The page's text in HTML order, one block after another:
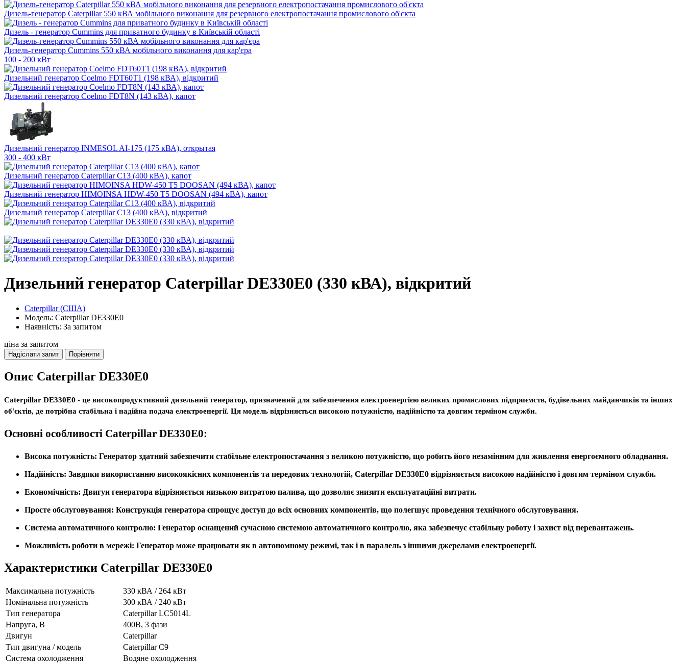
Дизель-генератор Caterpillar 550 кВА мобільного виконання для резервного електропостачання промислового об'єкта
Дизель - генератор Cummins для приватного будинку в Київській області
Дизель-генератор Cummins 550 кВА мобільного виконання для кар'єра
100 - 200 кВт
Дизельний генератор Coelmo FDT60T1 (198 кВА), відкритий
Дизельний генератор Coelmo FDT8N (143 кВА), капот
Дизельний генератор INMESOL AI-175 (175 кВА), открытая
300 - 400 кВт
Дизельний генератор Caterpillar C13 (400 кВА), капот
Дизельний генератор HIMOINSA HDW-450 T5 DOOSAN (494 кВА), капот
Дизельний генератор Caterpillar C13 (400 кВА), відкритий
Дизельний генератор Caterpillar DE330E0 (330 кВА), відкритий
Caterpillar (США)
Модель: Caterpillar DE330E0
Наявність: За запитом
ціна за запитом
Надіслати запит Порівняти
Опис Caterpillar DE330E0
Caterpillar DE330E0 - це високопродуктивний дизельний генератор, призначений для забезпечення електроенергією великих промислових підприємств, будівельних майданчиків та інших
об'єктів, де потрібна стабільна і надійна подача електроенергії. Ця модель відрізняється високою потужністю, надійністю та довгим терміном служби.
Основні особливості Caterpillar DE330E0:
Висока потужність: Генератор здатний забезпечити стабільне електропостачання з великою потужністю, що робить його незамінним для живлення енергоємного обладнання.
Надійність: Завдяки використанню високоякісних компонентів та передових технологій, Caterpillar DE330E0 відрізняється високою надійністю і довгим терміном служби.
Економічність: Двигун генератора відрізняється низькою витратою палива, що дозволяє знизити експлуатаційні витрати.
Просте обслуговування: Конструкція генератора спрощує доступ до всіх основних компонентів, що полегшує проведення технічного обслуговування.
Система автоматичного контролю: Генератор оснащений сучасною системою автоматичного контролю, яка забезпечує стабільну роботу і захист від перевантажень.
Можливість роботи в мережі: Генератор може працювати як в автономному режимі, так і в паралель з іншими джерелами електроенергії.
Характеристики Caterpillar DE330E0
Максимальна потужність
330 кВА / 264 кВт
Номінальна потужність
300 кВА / 240 кВт
Тип генератора
Caterpillar LC5014L
Напруга, В
400В, 3 фази
Двигун
Caterpillar
Тип двигуна / модель
Caterpillar C9
Система охолодження
Водяне охолодження